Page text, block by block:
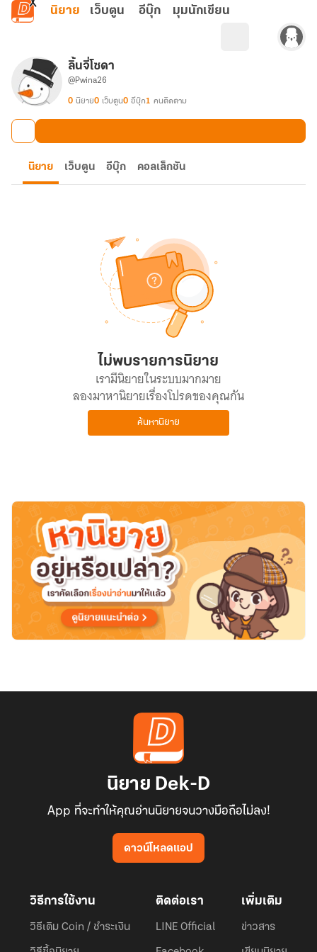
ข้ามไปยังเนื้อหาหลัก
นิยาย เว็บตูน อีบุ๊ก มุมนักเขียน
ลิ้นจี่โซดา
@Pwina26
0 นิยาย0 เว็บตูน0 อีบุ๊ก1 คนติดตาม
นิยาย เว็บตูน อีบุ๊ก คอลเล็กชัน
ไม่พบรายการนิยาย
เรามีนิยายในระบบมากมาย
ลองมาหานิยายเรื่องโปรดของคุณกัน
ค้นหานิยาย
นิยาย Dek-D
App ที่จะทำให้คุณอ่านนิยายจนวางมือถือไม่ลง!
ดาวน์โหลดแอป
วิธีการใช้งาน
วิธีเติม Coin / ชำระเงิน
ติดต่อเรา
LINE Official
เพิ่มเติม
ข่าวสาร